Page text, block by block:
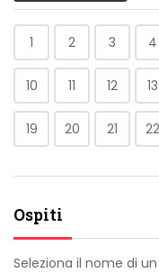
1 2 3 4
10 11 12 13
19 20 21 22
Ospiti
Seleziona il nome di